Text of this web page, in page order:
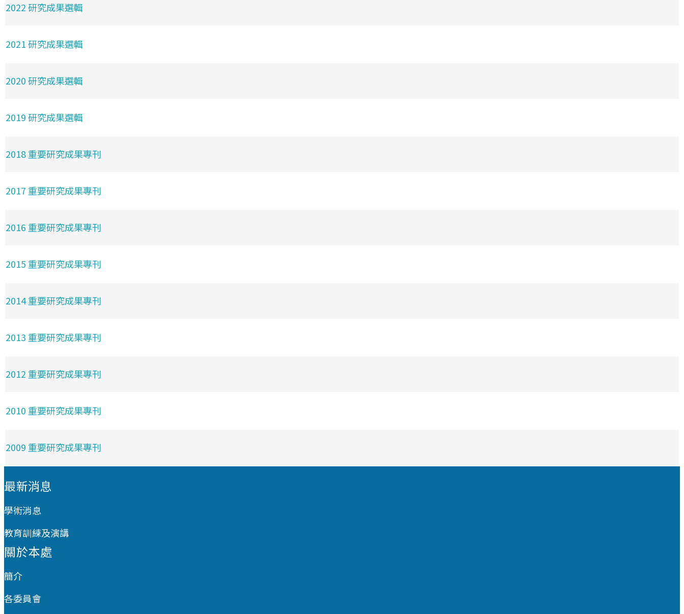
2022 研究成果選輯
2021 研究成果選輯
2020 研究成果選輯
2019 研究成果選輯
2018 重要研究成果專刊
2017 重要研究成果專刊
2016 重要研究成果專刊
2015 重要研究成果專刊
2014 重要研究成果專刊
2013 重要研究成果專刊
2012 重要研究成果專刊
2010 重要研究成果專刊
2009 重要研究成果專刊
最新消息
學術消息
教育訓練及演講
關於本處
簡介
各委員會